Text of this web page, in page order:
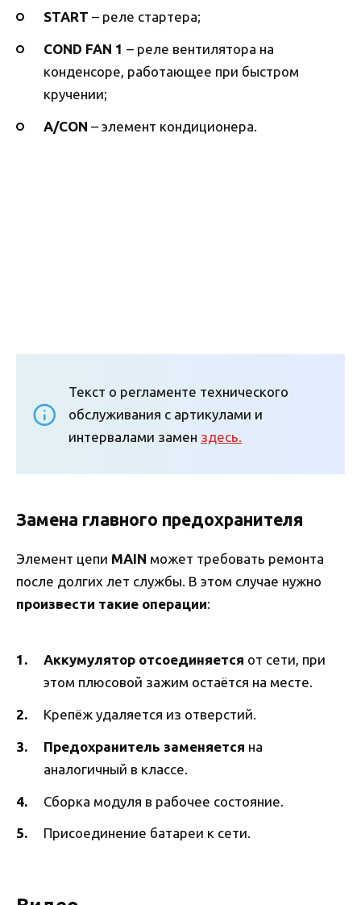
START – реле стартера;
COND FAN 1 – реле вентилятора на
конденсоре, работающее при быстром
кручении;
A/CON – элемент кондиционера.
Текст о регламенте технического
обслуживания с артикулами и
интервалами замен здесь.
Замена главного предохранителя
Элемент цепи MAIN может требовать ремонта
после долгих лет службы. В этом случае нужно
произвести такие операции:
Аккумулятор отсоединяется от сети, при
этом плюсовой зажим остаётся на месте.
Крепёж удаляется из отверстий.
Предохранитель заменяется на
аналогичный в классе.
Сборка модуля в рабочее состояние.
Присоединение батареи к сети.